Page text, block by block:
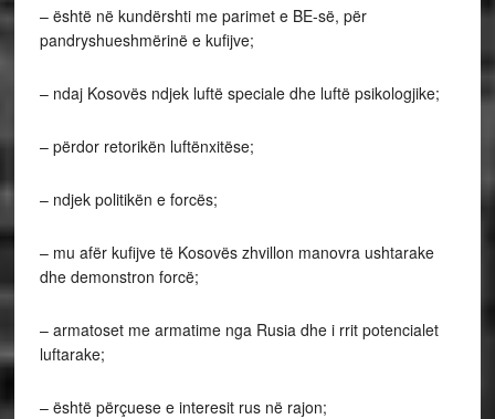
– është në kundërshti me parimet e BE-së, për
pandryshueshmërinë e kufijve;
– ndaj Kosovës ndjek luftë speciale dhe luftë psikologjike;
– përdor retorikën luftënxitëse;
– ndjek politikën e forcës;
– mu afër kufijve të Kosovës zhvillon manovra ushtarake
dhe demonstron forcë;
– armatoset me armatime nga Rusia dhe i rrit potencialet
luftarake;
– është përçuese e interesit rus në rajon;